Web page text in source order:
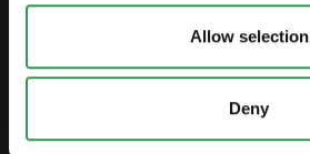
Allow selection
Deny
Set up a general proprietorship